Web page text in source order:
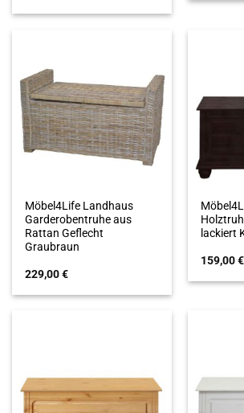
Möbel4Life Landhaus
Garderobentruhe aus
Rattan Geflecht
Graubraun
229,00€
lackiert
159,00€